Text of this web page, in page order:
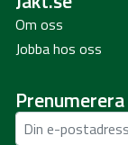
Om oss
Jobba hos oss